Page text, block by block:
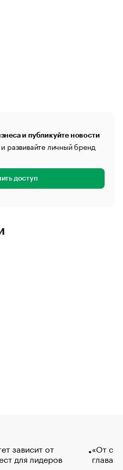
и публикуйте новости
развивайте личный бренд
доступ
зависит от
для лидеров
«От
глава